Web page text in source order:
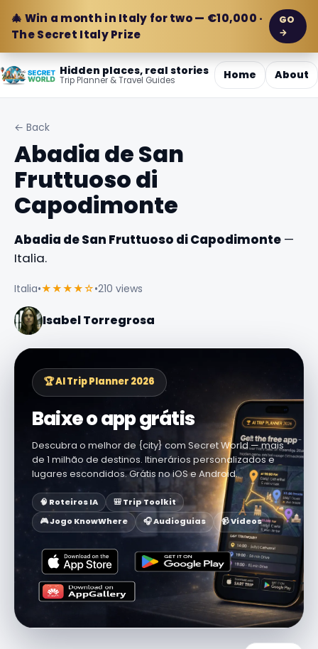
🎄 Win a month in Italy for two — €10,000 ·
The Secret Italy Prize
GO
→
Hidden places, real stories
Trip Planner & Travel Guides Home About
← Back
Abadia de San
Fruttuoso di
Capodimonte
Abadia de San Fruttuoso di Capodimonte —
Italia.
Italia•★★★★☆•210 views
Isabel Torregrosa
🏆 AI Trip Planner 2026
Baixe o app grátis
Descubra o melhor de {city} com Secret World — mais
de 1 milhão de destinos. Itinerários personalizados e
lugares escondidos. Grátis no iOS e Android.
🧠 Roteiros IA
🎒 Trip Toolkit
🎮 Jogo KnowWhere
🎧 Audioguias 📹 Vídeos